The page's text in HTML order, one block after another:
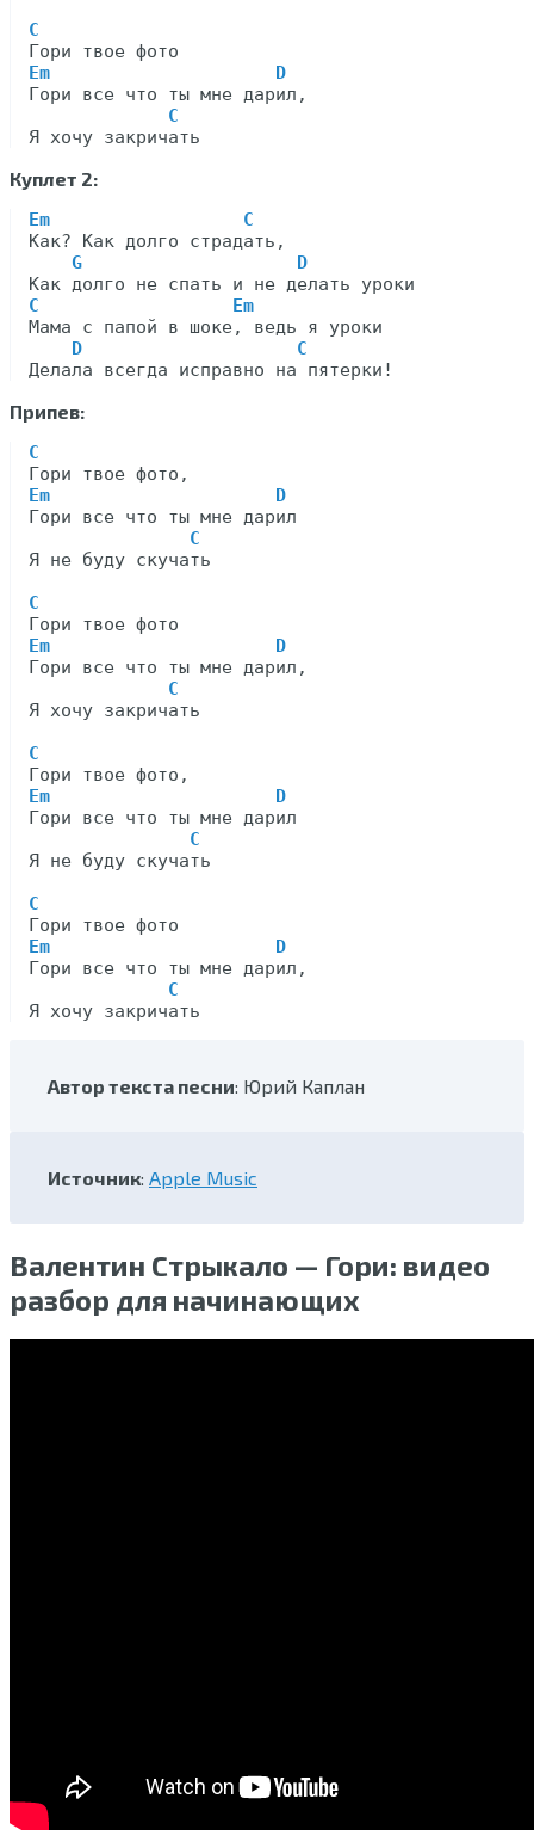
C
Em                     D
Гори все что ты мне дарил,
C
Куплет 2:
Em                  C
Как? Как долго страдать,
G                    D
C                  Em
Мама с папой в шоке, ведь я уроки
D                    C
Припев:
C
Em                     D
Гори все что ты мне дарил
C
Я не буду скучать
C
Em                     D
Гори все что ты мне дарил,
C
Я хочу закричать
C
Em                     D
Гори все что ты мне дарил
C
Я не буду скучать
C
Em                     D
Гори все что ты мне дарил,
C
Автор текста песни: Юрий Каплан
Источник: Apple Music
Валентин Стрыкало — Гори: видео
разбор для начинающих